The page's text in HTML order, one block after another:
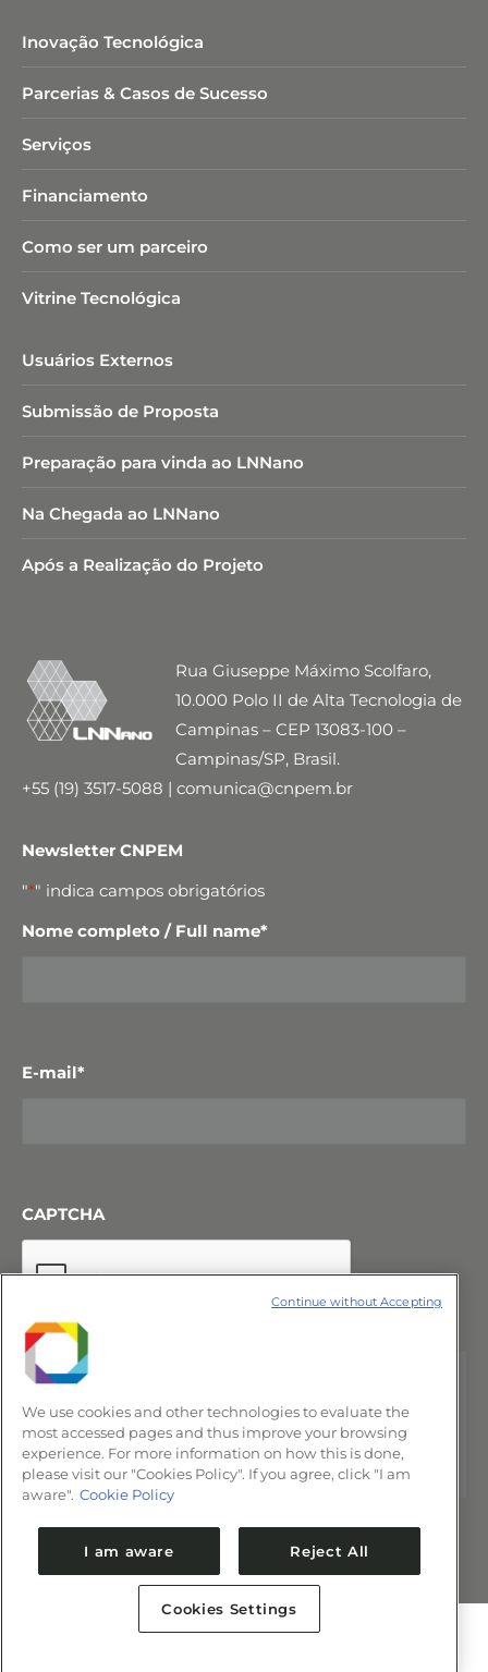
Inovação Tecnológica
Parcerias & Casos de Sucesso
Serviços
Financiamento
Como ser um parceiro
Vitrine Tecnológica
Usuários Externos
Submissão de Proposta
Preparação para vinda ao LNNano
Na Chegada ao LNNano
Após a Realização do Projeto
Rua Giuseppe Máximo Scolfaro,
10.000 Polo II de Alta Tecnologia de
Campinas – CEP 13083-100 –
Campinas/SP, Brasil.
+55 (19) 3517-5088 | comunica@cnpem.br
Newsletter CNPEM
"*" indica campos obrigatórios
Nome completo / Full name*
E-mail*
CAPTCHA
We use cookies and other technologies to evaluate the
most accessed pages and thus improve your browsing
experience. For more information on how this is done,
please visit our "Cookies Policy". If you agree, click "I am
aware". Cookie Policy
I am aware Reject All
Cookies Settings
Continue without Accepting